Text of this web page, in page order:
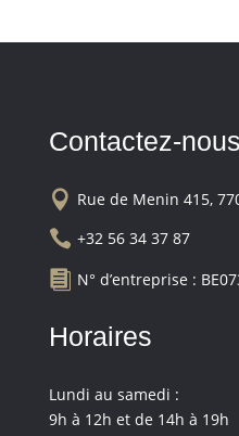
Contactez-nous
 Rue de Menin 415,
 +32 56 34 37 87
 N° d’entreprise :
Horaires
Lundi au samedi :
9h à 12h et de 14h à 19h